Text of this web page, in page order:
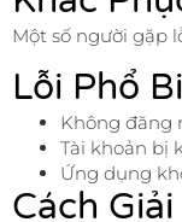
Một số người gặp
Lỗi Phổ
Không đăng
Tài khoản bị
Ứng dụng
Cách